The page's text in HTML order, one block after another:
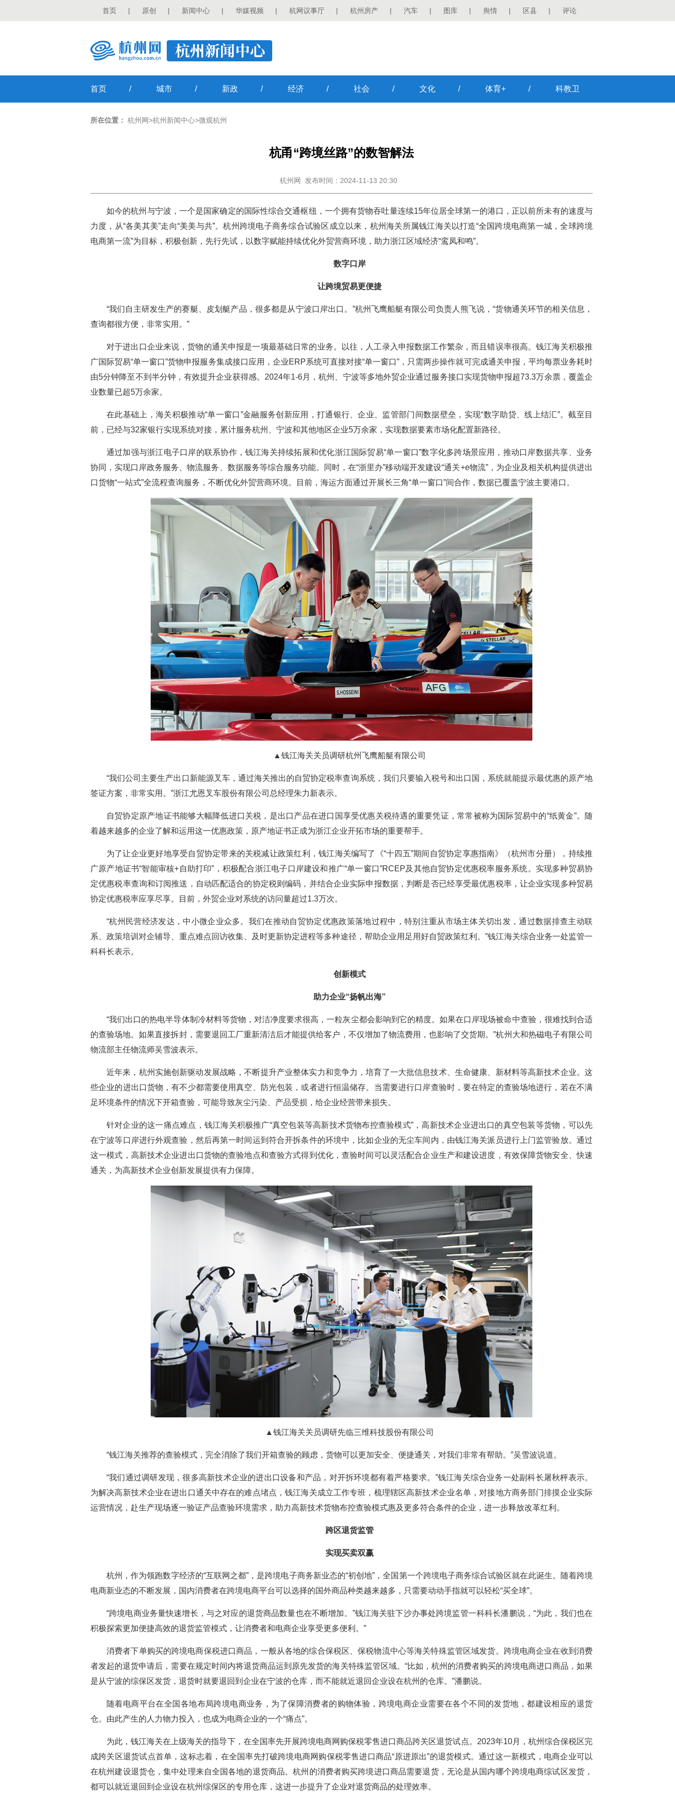
首页 | 原创 | 新闻中心 | 华媒视频 | 杭网议事厅 | 杭州房产 | 汽车 | 图库 | 舆情 | 区县 | 评论
首页 / 城市 / 新政 / 经济 / 社会 / 文化 / 体育+ / 科教卫
所在位置： 杭州网>杭州新闻中心>微观杭州
杭甬“跨境丝路”的数智解法
杭州网 发布时间：2024-11-13 20:30
如今的杭州与宁波，一个是国家确定的国际性综合交通枢纽，一个拥有货物吞吐量连续15年位居全球第一的港口，正以前所未有的速度与
力度，从“各美其美”走向“美美与共”。杭州跨境电子商务综合试验区成立以来，杭州海关所属钱江海关以打造“全国跨境电商第一城，全球跨境
电商第一流”为目标，积极创新，先行先试，以数字赋能持续优化外贸营商环境，助力浙江区域经济“鸾凤和鸣”。
数字口岸
让跨境贸易更便捷
“我们自主研发生产的赛艇、皮划艇产品，很多都是从宁波口岸出口。”杭州飞鹰船艇有限公司负责人熊飞说，“货物通关环节的相关信息，
查询都很方便，非常实用。”
对于进出口企业来说，货物的通关申报是一项最基础日常的业务。以往，人工录入申报数据工作繁杂，而且错误率很高。钱江海关积极推
广国际贸易“单一窗口”货物申报服务集成接口应用，企业ERP系统可直接对接“单一窗口”，只需两步操作就可完成通关申报，平均每票业务耗时
由5分钟降至不到半分钟，有效提升企业获得感。2024年1-6月，杭州、宁波等多地外贸企业通过服务接口实现货物申报超73.3万余票，覆盖企
业数量已超5万余家。
在此基础上，海关积极推动“单一窗口”金融服务创新应用，打通银行、企业、监管部门间数据壁垒，实现“数字助贷、线上结汇”。截至目
前，已经与32家银行实现系统对接，累计服务杭州、宁波和其他地区企业5万余家，实现数据要素市场化配置新路径。
通过加强与浙江电子口岸的联系协作，钱江海关持续拓展和优化浙江国际贸易“单一窗口”数字化多跨场景应用，推动口岸数据共享、业务
协同，实现口岸政务服务、物流服务、数据服务等综合服务功能。同时，在“浙里办”移动端开发建设“通关+e物流”，为企业及相关机构提供进出
口货物“一站式”全流程查询服务，不断优化外贸营商环境。目前，海运方面通过开展长三角“单一窗口”间合作，数据已覆盖宁波主要港口。
▲钱江海关关员调研杭州飞鹰船艇有限公司
“我们公司主要生产出口新能源叉车，通过海关推出的自贸协定税率查询系统，我们只要输入税号和出口国，系统就能提示最优惠的原产地
签证方案，非常实用。”浙江尤恩叉车股份有限公司总经理朱力新表示。
自贸协定原产地证书能够大幅降低进口关税，是出口产品在进口国享受优惠关税待遇的重要凭证，常常被称为国际贸易中的“纸黄金”。随
着越来越多的企业了解和运用这一优惠政策，原产地证书正成为浙江企业开拓市场的重要帮手。
为了让企业更好地享受自贸协定带来的关税减让政策红利，钱江海关编写了《“十四五”期间自贸协定享惠指南》（杭州市分册），持续推
广原产地证书“智能审核+自助打印”，积极配合浙江电子口岸建设和推广“单一窗口”RCEP及其他自贸协定优惠税率服务系统。实现多种贸易协
定优惠税率查询和订阅推送，自动匹配适合的协定税则编码，并结合企业实际申报数据，判断是否已经享受最优惠税率，让企业实现多种贸易
协定优惠税率应享尽享。目前，外贸企业对系统的访问量超过1.3万次。
“杭州民营经济发达，中小微企业众多。我们在推动自贸协定优惠政策落地过程中，特别注重从市场主体关切出发，通过数据排查主动联
系、政策培训对企辅导、重点难点回访收集、及时更新协定进程等多种途径，帮助企业用足用好自贸政策红利。”钱江海关综合业务一处监管一
科科长表示。
创新模式
助力企业“扬帆出海”
“我们出口的热电半导体制冷材料等货物，对洁净度要求很高，一粒灰尘都会影响到它的精度。如果在口岸现场被命中查验，很难找到合适
的查验场地。如果直接拆封，需要退回工厂重新清洁后才能提供给客户，不仅增加了物流费用，也影响了交货期。”杭州大和热磁电子有限公司
物流部主任物流师吴雪波表示。
近年来，杭州实施创新驱动发展战略，不断提升产业整体实力和竞争力，培育了一大批信息技术、生命健康、新材料等高新技术企业。这
些企业的进出口货物，有不少都需要使用真空、防光包装，或者进行恒温储存。当需要进行口岸查验时，要在特定的查验场地进行，若在不满
足环境条件的情况下开箱查验，可能导致灰尘污染、产品受损，给企业经营带来损失。
针对企业的这一痛点难点，钱江海关积极推广“真空包装等高新技术货物布控查验模式”，高新技术企业进出口的真空包装等货物，可以先
在宁波等口岸进行外观查验，然后再第一时间运到符合开拆条件的环境中，比如企业的无尘车间内，由钱江海关派员进行上门监管验放。通过
这一模式，高新技术企业进出口货物的查验地点和查验方式得到优化，查验时间可以灵活配合企业生产和建设进度，有效保障货物安全、快速
通关，为高新技术企业创新发展提供有力保障。
▲钱江海关关员调研先临三维科技股份有限公司
“钱江海关推荐的查验模式，完全消除了我们开箱查验的顾虑，货物可以更加安全、便捷通关，对我们非常有帮助。”吴雪波说道。
“我们通过调研发现，很多高新技术企业的进出口设备和产品，对开拆环境都有着严格要求。”钱江海关综合业务一处副科长屠秋枰表示。
为解决高新技术企业在进出口通关中存在的难点堵点，钱江海关成立工作专班，梳理辖区高新技术企业名单，对接地方商务部门排摸企业实际
运营情况，赴生产现场逐一验证产品查验环境需求，助力高新技术货物布控查验模式惠及更多符合条件的企业，进一步释放改革红利。
跨区退货监管
实现买卖双赢
杭州，作为领跑数字经济的“互联网之都”，是跨境电子商务新业态的“初创地”，全国第一个跨境电子商务综合试验区就在此诞生。随着跨境
电商新业态的不断发展，国内消费者在跨境电商平台可以选择的国外商品种类越来越多，只需要动动手指就可以轻松“买全球”。
“跨境电商业务量快速增长，与之对应的退货商品数量也在不断增加。”钱江海关驻下沙办事处跨境监管一科科长潘鹏说，“为此，我们也在
积极探索更加便捷高效的退货监管模式，让消费者和电商企业享受更多便利。”
消费者下单购买的跨境电商保税进口商品，一般从各地的综合保税区、保税物流中心等海关特殊监管区域发货。跨境电商企业在收到消费
者发起的退货申请后，需要在规定时间内将退货商品运到原先发货的海关特殊监管区域。“比如，杭州的消费者购买的跨境电商进口商品，如果
是从宁波的综保区发货，退货时就要退回到企业在宁波的仓库，而不能就近退回企业设在杭州的仓库。”潘鹏说。
随着电商平台在全国各地布局跨境电商业务，为了保障消费者的购物体验，跨境电商企业需要在各个不同的发货地，都建设相应的退货
仓。由此产生的人力物力投入，也成为电商企业的一个“痛点”。
为此，钱江海关在上级海关的指导下，在全国率先开展跨境电商网购保税零售进口商品跨关区退货试点。2023年10月，杭州综合保税区完
成跨关区退货试点首单，这标志着，在全国率先打破跨境电商网购保税零售进口商品“原进原出”的退货模式。通过这一新模式，电商企业可以
在杭州建设退货仓，集中处理来自全国各地的退货商品。杭州的消费者购买跨境进口商品需要退货，无论是从国内哪个跨境电商综试区发货，
都可以就近退回到企业设在杭州综保区的专用仓库，这进一步提升了企业对退货商品的处理效率。